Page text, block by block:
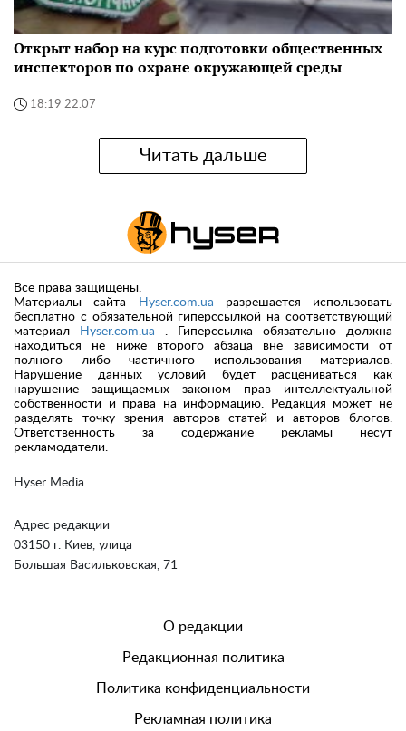
Открыт набор на курс подготовки общественных
инспекторов по охране окружающей среды
18:19 22.07
Читать дальше
Hyser Media
Адрес редакции
03150 г. Киев, улица
Большая Васильковская, 71
Все права защищены.
Материалы сайта
Hyser.com.ua разрешается использовать
бесплатно с обязательной гиперссылкой на соответствующий
материал
Hyser.com.ua . Гиперссылка обязательно должна
находиться не ниже второго абзаца вне зависимости от
полного либо частичного использования материалов.
Нарушение данных условий будет расцениваться как
нарушение защищаемых законом прав интеллектуальной
собственности и права на информацию. Редакция может не
разделять точку зрения авторов статей и авторов блогов.
Ответственность за содержание рекламы несут
рекламодатели.
О редакции
Редакционная политика
Политика конфиденциальности
Рекламная политика